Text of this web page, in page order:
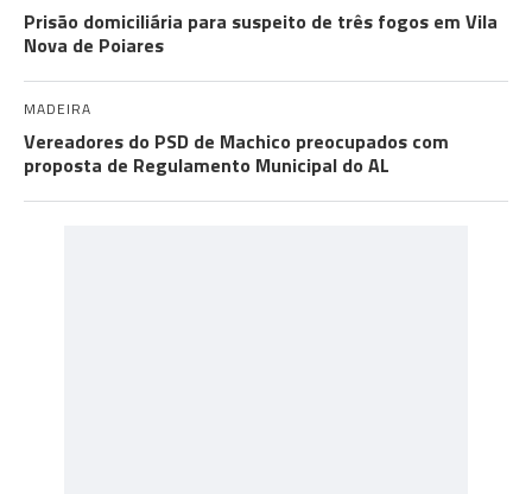
Prisão domiciliária para suspeito de três fogos em Vila
Nova de Poiares
MADEIRA
Vereadores do PSD de Machico preocupados com
proposta de Regulamento Municipal do AL